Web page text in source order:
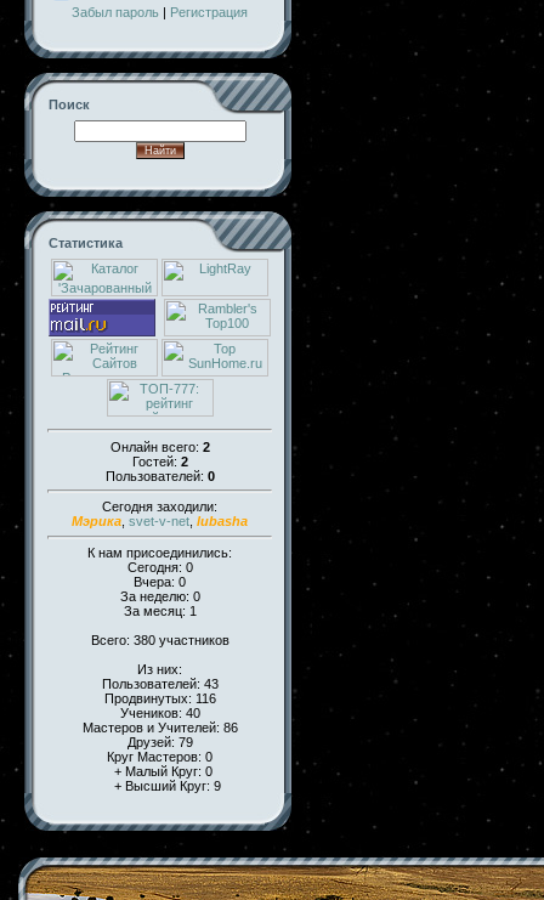
Забыл пароль | Регистрация
Поиск
Статистика
Онлайн всего: 2
Гостей: 2
Пользователей: 0
Сегодня заходили:
Мэрика svet-v-net lubasha
К нам присоединились:
Сегодня: 0
Вчера: 0
За неделю: 0
За месяц: 1
Всего: 380 участников
Из них:
Пользователей: 43
Продвинутых: 116
Учеников: 40
Мастеров и Учителей: 86
Друзей: 79
Круг Мастеров: 0
+ Малый Круг: 0
+ Высший Круг: 9